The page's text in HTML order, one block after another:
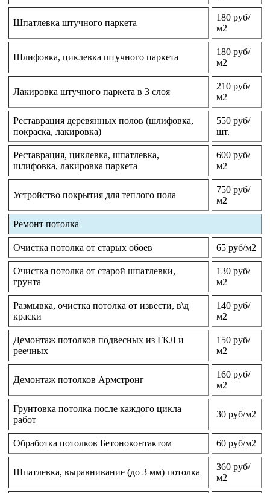
Шпатлевка штучного паркета
180 руб/
м2
Шлифовка, циклевка штучного паркета
180 руб/
м2
Лакировка штучного паркета в 3 слоя
210 руб/
м2
Реставрация деревянных полов (шлифовка,
покраска, лакировка)
550 руб/
шт.
Реставрация, циклевка, шпатлевка,
шлифовка, лакировка паркета
600 руб/
м2
Устройство покрытия для теплого пола
750 руб/
м2
Ремонт потолка
Очистка потолка от старых обоев 65 руб/м2
Очистка потолка от старой шпатлевки,
грунта
130 руб/
м2
Размывка, очистка потолка от извести, в\д
краски
140 руб/
м2
Демонтаж потолков подвесных из ГКЛ и
реечных
150 руб/
м2
Демонтаж потолков Армстронг
160 руб/
м2
Грунтовка потолка после каждого цикла
работ
30 руб/м2
Обработка потолков Бетоноконтактом 60 руб/м2
Шпатлевка, выравнивание (до 3 мм) потолка
360 руб/
м2